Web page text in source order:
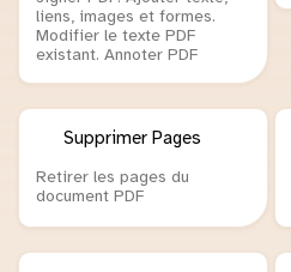
liens, images et formes.
Modifier le texte PDF
existant. Annoter PDF
Supprimer Pages
Retirer les pages du
document PDF